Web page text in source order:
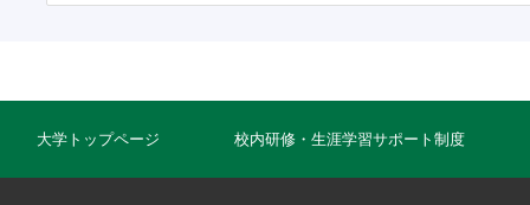
大学トップページ 校内研修・生涯学習サポート制度